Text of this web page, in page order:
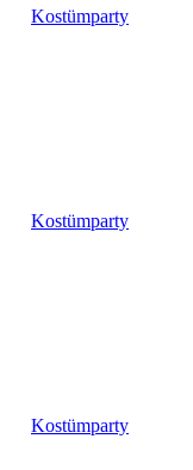
Kostümparty
Kostümparty
Kostümparty